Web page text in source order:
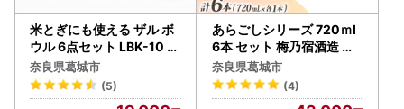
米とぎにも使える ザル ボ
ウル 6点セット LBK-10 グ
レー ／ キッチン用品 調理
器具 耐熱 重ねて収納 コン
パクト ライクイット like-i
奈良県葛城市
(5)
あらごしシリーズ 720ｍl
6本 セット 梅乃宿酒造 リ
キュール【umyd027A】
奈良県葛城市
(4)